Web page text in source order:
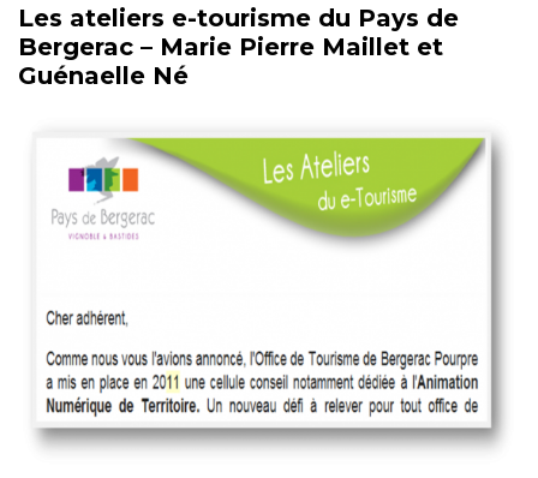
Les ateliers e-tourisme du Pays de
Bergerac – Marie Pierre Maillet et
Guénaelle Né